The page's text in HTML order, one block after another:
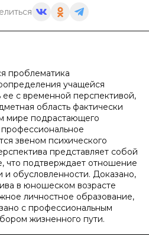
проблематика
учащейся
с временной перспективой,
область фактически
мире подрастающего
звеном психического
представляет собой
что подтверждает отношение
и обусловленности. Доказано,
в юношеском возрасте
личностное образование,
с профессиональным
жизненного пути.